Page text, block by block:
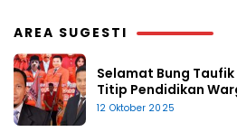
AREA SUGESTI
Selamat Bung Taufik
Titip Pendidikan
12 Oktober 2025